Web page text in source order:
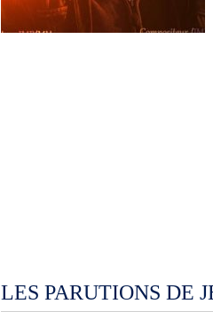
LES PARUTIONS DE